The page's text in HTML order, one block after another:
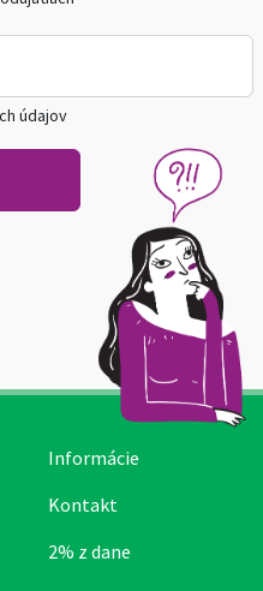
údajov
Informácie
Kontakt
2% z dane